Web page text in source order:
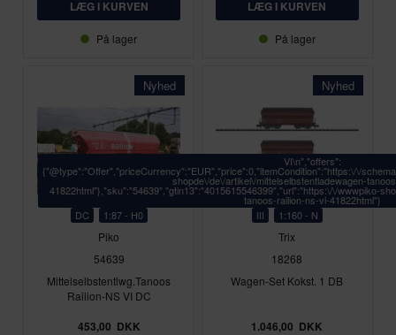
På lager På lager
Nyhed
VI\n","offers":
{"@type":"Offer","priceCurrency":"EUR","price":0,"itemCondition":"https:\/\/
shopde\/de\/artikel\/mittelselbstentladewagen-
41822html"},"sku":"54639","gtin13":"4015615546399","url":"https:\/\/wwwpiko-
tanoos-railion-ns-vi-41822html"}
DC
1:87 - H0
Piko
54639
Mittelselbstentlwg.Tanoos
Railion-NS VI DC
453,00 DKK
Nyhed
III 1:160 - N
Trix
18268
Wagen-Set Kokst. 1 DB
1.046,00 DKK